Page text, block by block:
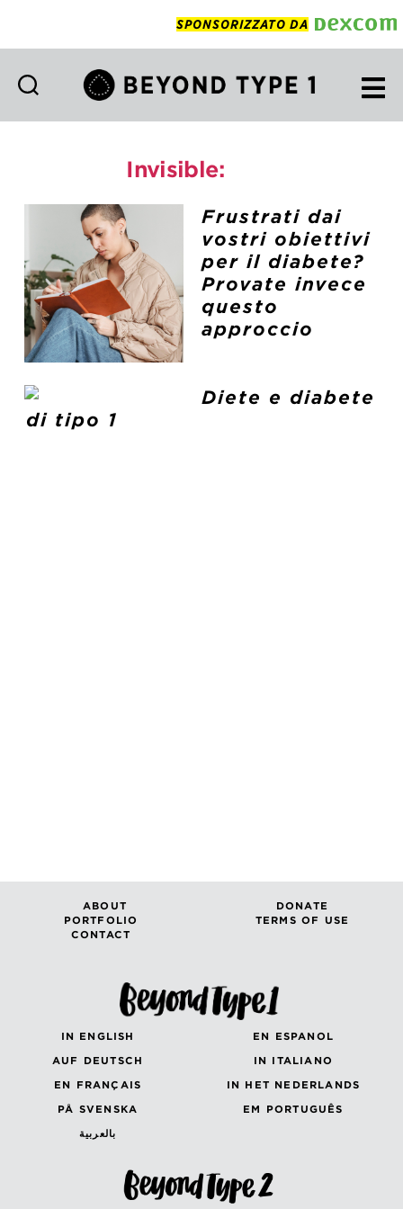
SPONSORIZZATO DA
Italian
Invisible:
Frustrati dai
vostri obiettivi
per il diabete?
Provate invece
questo
approccio
Diete e diabete
di tipo 1
ABOUT
DONATE
PORTFOLIO
TERMS OF USE
CONTACT
IN ENGLISH
EN ESPANOL
AUF DEUTSCH
IN ITALIANO
EN FRANÇAIS
IN HET NEDERLANDS
PÅ SVENSKA
EM PORTUGUÊS
بالعربية